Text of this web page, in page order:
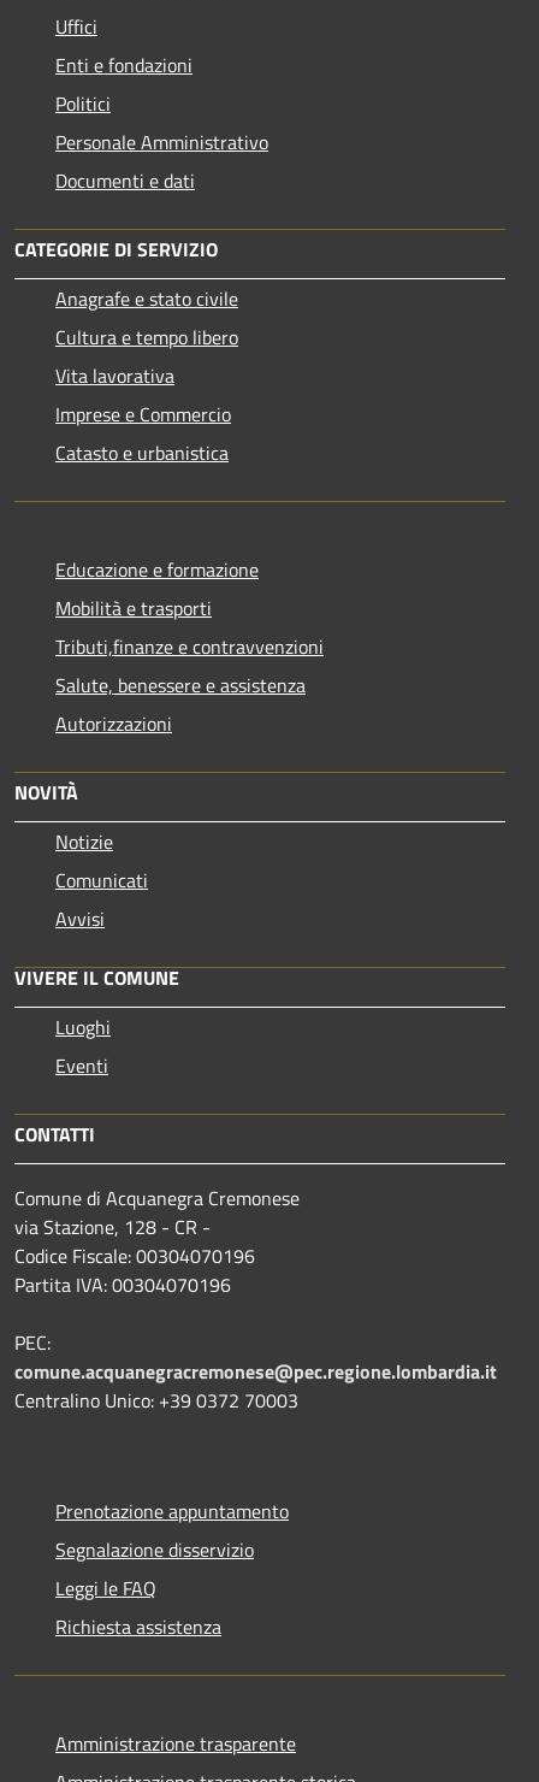
Uffici
Enti e fondazioni
Politici
Personale Amministrativo
Documenti e dati
CATEGORIE DI SERVIZIO
Anagrafe e stato civile
Cultura e tempo libero
Vita lavorativa
Imprese e Commercio
Catasto e urbanistica
Educazione e formazione
Mobilità e trasporti
Tributi,finanze e contravvenzioni
Salute, benessere e assistenza
Autorizzazioni
NOVITÀ
Notizie
Comunicati
Avvisi
VIVERE IL COMUNE
Luoghi
Eventi
CONTATTI
Comune di Acquanegra Cremonese
via Stazione, 128 - CR -
Codice Fiscale: 00304070196
Partita IVA: 00304070196
PEC:
comune.acquanegracremonese@pec.regione.lombardia.it
Centralino Unico: +39 0372 70003
Prenotazione appuntamento
Segnalazione disservizio
Leggi le FAQ
Richiesta assistenza
Amministrazione trasparente